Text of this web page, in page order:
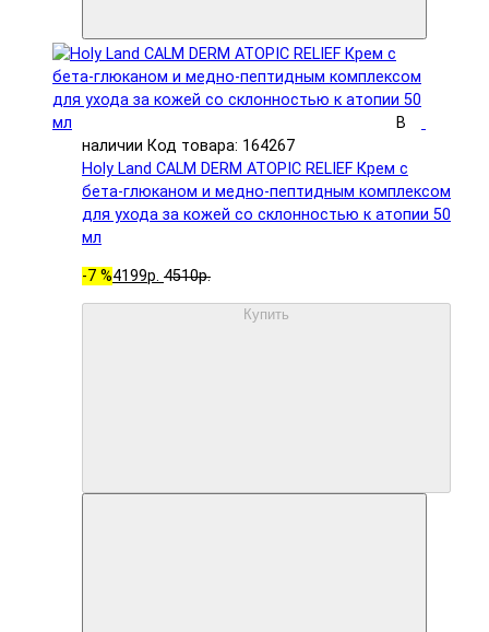
В
наличии Код товара: 164267
Holy Land CALM DERM ATOPIC RELIEF Крем с
бета-глюканом и медно-пептидным комплексом
для ухода за кожей со склонностью к атопии 50
мл
-7 %4199р. 4510р.
Купить